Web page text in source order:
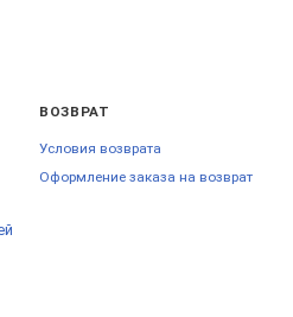
ВОЗВРАТ
Условия возврата
Оформление заказа на возврат